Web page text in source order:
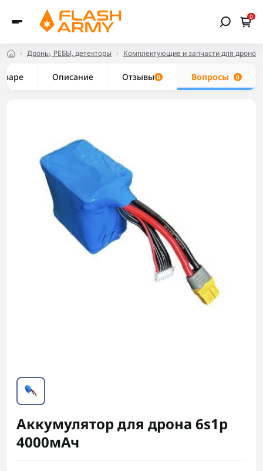
0
Дроны, РЕБЫ, детекторы Комплектующие и запчасти для дронов
Описание Отзывы 0 Вопросы 0
Аккумулятор для дрона 6s1p
4000мАч